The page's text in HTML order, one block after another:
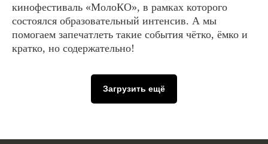
кинофестиваль «МолоКО», в рамках которого
состоялся образовательный интенсив. А мы
помогаем запечатлеть такие события чётко, ёмко и
кратко, но содержательно!
Загрузить ещё